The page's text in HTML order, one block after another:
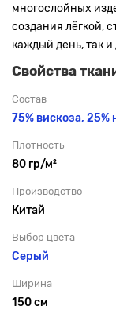
многослойных
создания лёгкой,
каждый день, так
Свойства
Состав
75% вискоза, 25%
Плотность
80 гр/м²
Производство
Китай
Выбор цвета
Серый
Ширина
150 см